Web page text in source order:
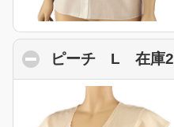
ピーチ L 在庫2